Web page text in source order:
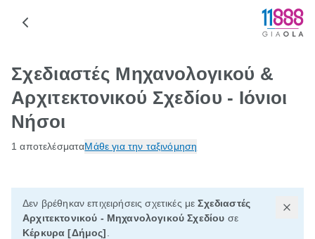
Σχεδιαστές Μηχανολογικού &
Αρχιτεκτονικού Σχεδίου - Ιόνιοι
Νήσοι
1 αποτελέσματαΜάθε για την ταξινόμηση
Δεν βρέθηκαν επιχειρήσεις σχετικές μεΣχεδιαστές
Αρχιτεκτονικού - Μηχανολογικού Σχεδίου σε
Κέρκυρα [Δήμος]